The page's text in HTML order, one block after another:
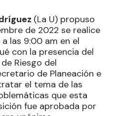
(La U) propuso
de 2022 se realice
las 9:00 am en el
con la presencia del
Riesgo del
de Planeación e
el tema de las
que esta
fue aprobada por